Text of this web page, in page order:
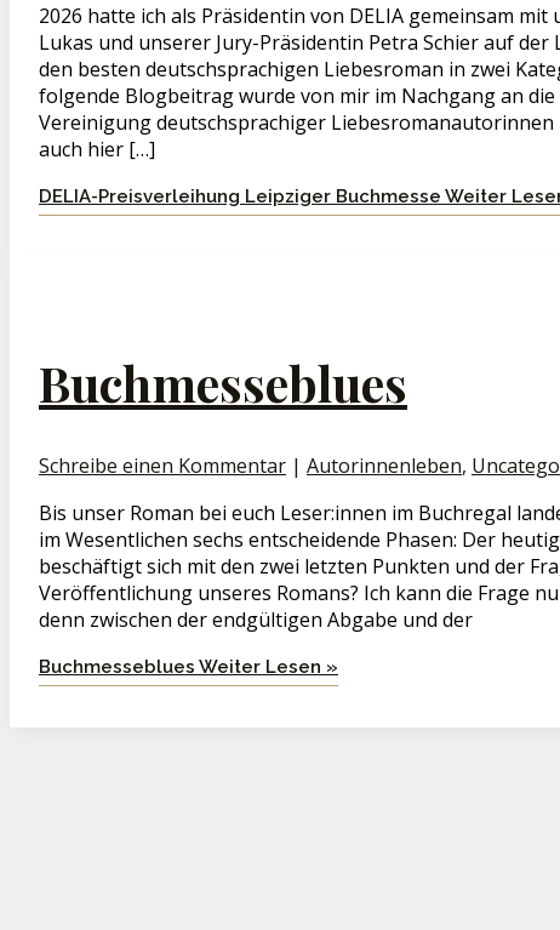
2026 hatte ich als Präsidentin von DELIA gemeinsam mit
Lukas und unserer Jury-Präsidentin Petra Schier auf der
den besten deutschsprachigen Liebesroman in zwei
folgende Blogbeitrag wurde von mir im Nachgang an
Vereinigung deutschsprachiger
auch hier […]
DELIA-Preisverleihung Leipziger Buchmesse Weiter
Buchmesseblues
Schreibe einen Kommentar | Autorinnenleben,
Bis unser Roman bei euch Leser:innen im Buchregal
im Wesentlichen sechs entscheidende Phasen: Der
beschäftigt sich mit den zwei letzten Punkten und der
Veröffentlichung unseres Romans? Ich kann die Frage
denn zwischen der endgültigen Abgabe und der
Buchmesseblues Weiter Lesen »